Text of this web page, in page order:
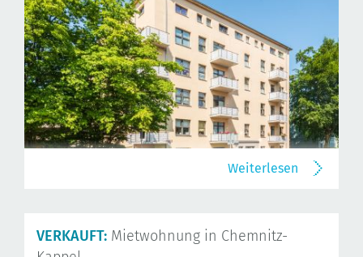
Weiterlesen
VERKAUFT: Mietwohnung in Chemnitz-